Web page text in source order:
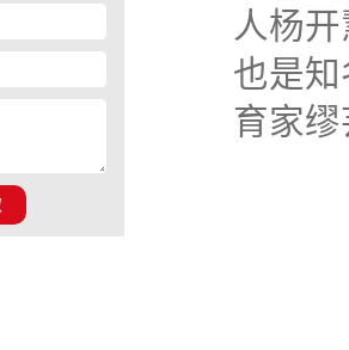
人杨
也是
育家